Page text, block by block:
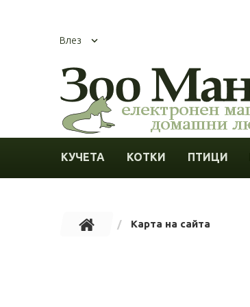
Влез
КУЧЕТА КОТКИ ПТИЦИ
Карта на сайта